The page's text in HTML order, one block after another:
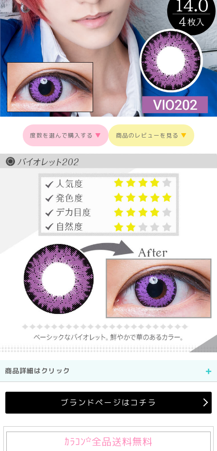
度数を選んで購入する ▼ 商品のレビューを見る ▼
商品詳細はクリック
ブランドページはコチラ
ｶﾗｺﾝ 全品送料無料